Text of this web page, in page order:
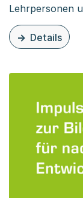
Lehrpersonen
Details
zu dieser